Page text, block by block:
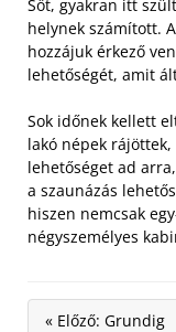
Sőt, gyakran itt
helynek számított.
hozzájuk érkező
lehetőségét, amit
Sok időnek kellett
lakó népek
lehetőséget ad
a szaunázás
hiszen nemcsak
négyszemélyes
« Előző: Grundig